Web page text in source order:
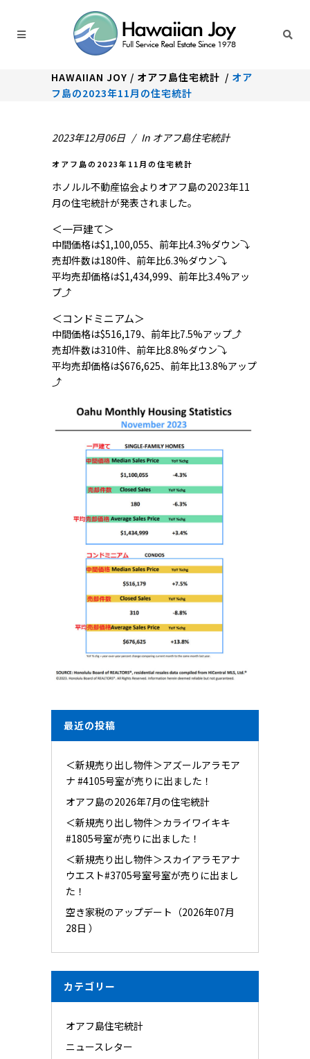
HAWAIIAN JOY / オアフ島住宅統計 / オア
フ島の2023年11月の住宅統計
2023年12月06日 In オアフ島住宅統計
オアフ島の2023年11月の住宅統計
ホノルル不動産協会よりオアフ島の2023年11
月の住宅統計が発表されました。
＜一戸建て＞
中間価格は$1,100,055、前年比4.3%ダウン⤵
売却件数は180件、前年比6.3%ダウン⤵
平均売却価格は$1,434,999、前年比3.4%アッ
プ⤴
＜コンドミニアム＞
中間価格は$516,179、前年比7.5%アップ⤴
売却件数は310件、前年比8.8%ダウン⤵
平均売却価格は$676,625、前年比13.8%アップ
⤴
最近の投稿
＜新規売り出し物件＞アズールアラモア
ナ #4105号室が売りに出ました！
オアフ島の2026年7月の住宅統計
＜新規売り出し物件＞カライワイキキ
#1805号室が売りに出ました！
＜新規売り出し物件＞スカイアラモアナ
ウエスト#3705号室号室が売りに出まし
た！
空き家税のアップデート（2026年07月
28日 ）
カテゴリー
オアフ島住宅統計
ニュースレター